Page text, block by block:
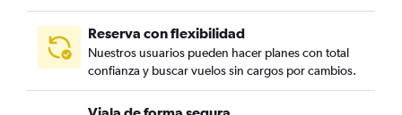
Reserva con flexibilidad
Nuestros usuarios pueden hacer planes con total
confianza y buscar vuelos sin cargos por cambios.